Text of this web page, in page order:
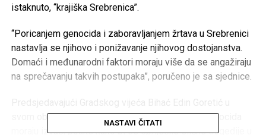
istaknuto, “krajiška Srebrenica”.
“Poricanjem genocida i zaboravljanjem žrtava u Srebrenici
nastavlja se njihovo i ponižavanje njihovog dostojanstva.
Domaći i međunarodni faktori moraju više da se angažiraju
na sprečavanju takvih postupaka”, poručeno je sa sjednice.
svom obraćanju kazao je da se iz presuđenog genocida
moraju izvući pouke kako bi se spriječile slične tragedije u
NASTAVI ČITATI